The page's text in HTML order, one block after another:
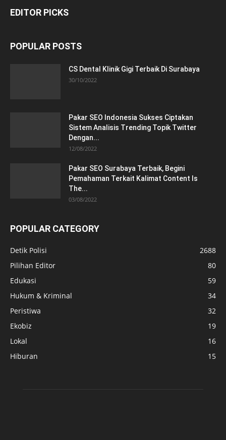
EDITOR PICKS
POPULAR POSTS
CS Dental Klinik Gigi Terbaik Di Surabaya
30/10/2022
Pakar SEO Indonesia Sukses Ciptakan
Sistem Analisis Trending Topik Twitter
Dengan...
12/08/2022
Pakar SEO Surabaya Terbaik, Begini
Pemahaman Terkait Kalimat Content Is
The...
03/08/2022
POPULAR CATEGORY
Detik Polisi
2688
Pilihan Editor
80
Edukasi
59
Hukum & Kriminal
34
Peristiwa
32
Ekobiz
19
Lokal
16
Hiburan
15